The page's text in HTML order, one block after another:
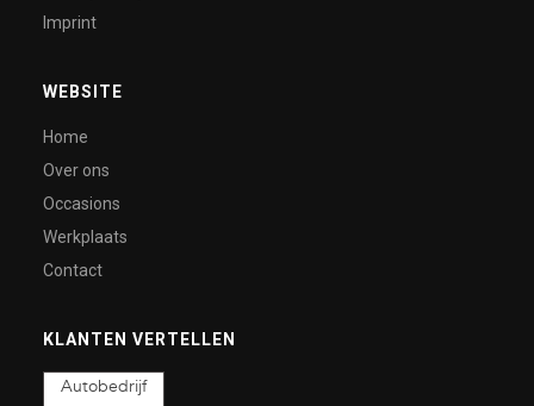
Imprint
WEBSITE
Home
Over ons
Occasions
Werkplaats
Contact
KLANTEN VERTELLEN
Autobedrijf